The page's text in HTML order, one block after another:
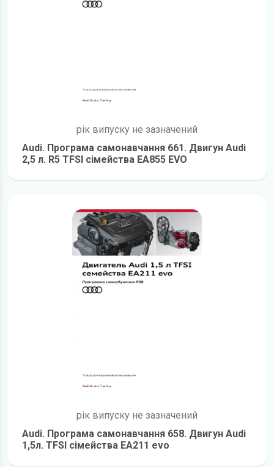
рік випуску не зазначений
Audi. Програма самонавчання 661. Двигун Audi
2,5 л. R5 TFSI сімейства EA855 EVO
рік випуску не зазначений
Audi. Програма самонавчання 658. Двигун Audi
1,5л. TFSI сімейства EA211 evo